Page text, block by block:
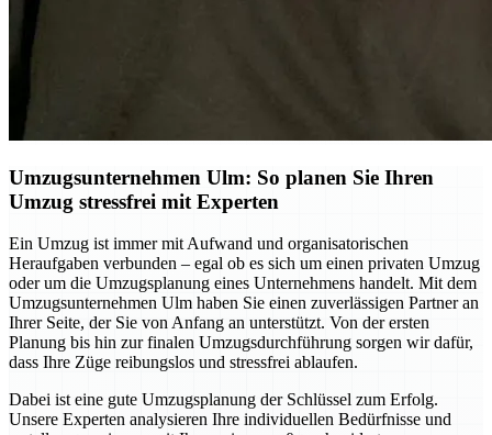
Umzugsunternehmen Ulm: So planen Sie Ihren
Umzug stressfrei mit Experten
Ein Umzug ist immer mit Aufwand und organisatorischen
Heraufgaben verbunden – egal ob es sich um einen privaten Umzug
oder um die Umzugsplanung eines Unternehmens handelt. Mit dem
Umzugsunternehmen Ulm haben Sie einen zuverlässigen Partner an
Ihrer Seite, der Sie von Anfang an unterstützt. Von der ersten
Planung bis hin zur finalen Umzugsdurchführung sorgen wir dafür,
dass Ihre Züge reibungslos und stressfrei ablaufen.
Dabei ist eine gute Umzugsplanung der Schlüssel zum Erfolg.
Unsere Experten analysieren Ihre individuellen Bedürfnisse und